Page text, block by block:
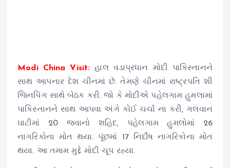
Modi China Visit: હાલ વડાપ્રધાન મોદી પાકિસ્તાનને
સાથ આપનાર દેશ ચીનમાં છે. તેમણે ચીનમાં રાષ્ટ્રપતિ શી
જિનપિંગ સાથે બેઠક કરી. જો કે મોદીએ પહેલગામ હુમલામાં
પાકિસ્તાનને સાથ આપવા અંગે કોઈ ચર્ચા ના કરી, ગલવાન
ઘાટીમાં 20 જવાનો શહિદ, પહેલગામ હુમલોમાં 26
નાગરિકોના મોત થયા. પૂંછમાં 17 નિર્દોષ નાગરિકોના મોત
થયા. આ તમામ મુદ્દે મોદી ચૂપ રહ્યા.